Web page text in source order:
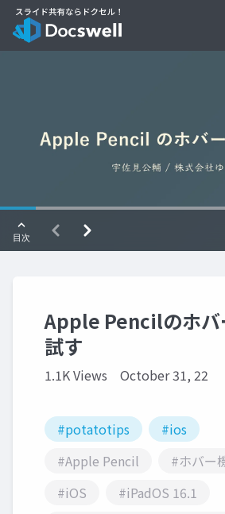
Apple Pencilのホバ
試す
1.1K Views October 31, 22
#potatotips
#ios
#Apple Pencil
#ホバー
#iOS
#iPadOS 16.1